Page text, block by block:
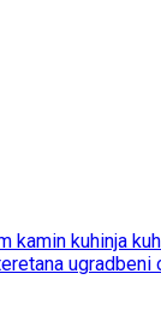
kamin kuhinja
ugradbeni